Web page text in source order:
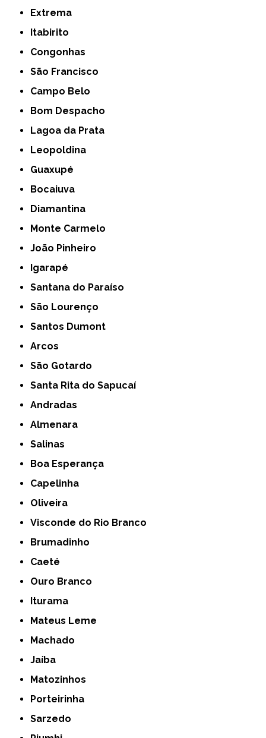
Extrema
Itabirito
Congonhas
São Francisco
Campo Belo
Bom Despacho
Lagoa da Prata
Leopoldina
Guaxupé
Bocaiuva
Diamantina
Monte Carmelo
João Pinheiro
Igarapé
Santana do Paraíso
São Lourenço
Santos Dumont
Arcos
São Gotardo
Santa Rita do Sapucaí
Andradas
Almenara
Salinas
Boa Esperança
Capelinha
Oliveira
Visconde do Rio Branco
Brumadinho
Caeté
Ouro Branco
Iturama
Mateus Leme
Machado
Jaíba
Matozinhos
Porteirinha
Sarzedo